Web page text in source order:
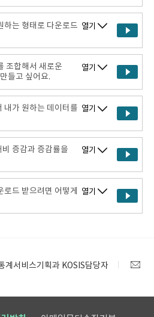
하는 형태로 다운로드 열기
조합해서 새로운
들고 싶어요.
열기
내가 원하는 데이터를 열기
증감과 증감률을
열기
로드 받으려면 어떻게
열기
계서비스기획과 KOSIS담당자